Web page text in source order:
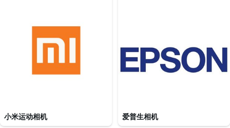
小米运动相机 爱普生相机